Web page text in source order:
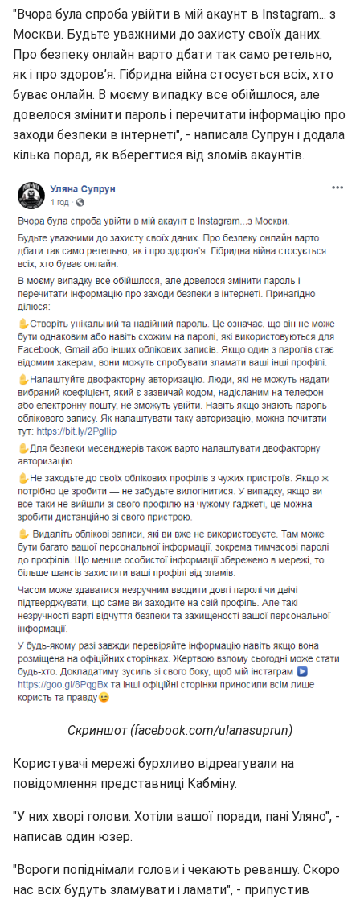
"Вчора була спроба увійти в мій акаунт в Instagram... з
Москви. Будьте уважними до захисту своїх даних.
Про безпеку онлайн варто дбати так само ретельно,
як і про здоров’я. Гібридна війна стосується всіх, хто
буває онлайн. В моєму випадку все обійшлося, але
довелося змінити пароль і перечитати інформацію про
заходи безпеки в інтернеті", - написала Супрун і додала
кілька порад, як вберегтися від зломів акаунтів.
Скриншот (facebook.com/ulanasuprun)
Користувачі мережі бурхливо відреагували на
повідомлення представниці Кабміну.
"У них хворі голови. Хотіли вашої поради, пані Уляно", -
написав один юзер.
"Вороги попіднімали голови і чекають реваншу. Скоро
нас всіх будуть зламувати і ламати", - припустив